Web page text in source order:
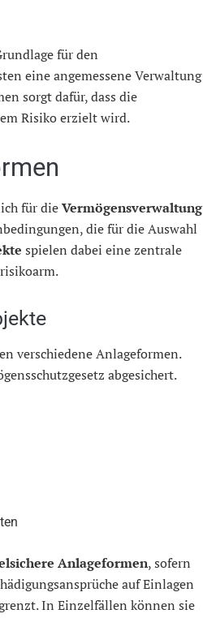
für den
eine angemessene Verwaltung
sorgt dafür, dass die
Risiko erzielt wird.
für dieVermögensverwaltung
die für die Auswahl
spielen dabei eine zentrale
verschiedene Anlageformen.
abgesichert.
Anlageformen, sofern
auf Einlagen
In Einzelfällen können sie